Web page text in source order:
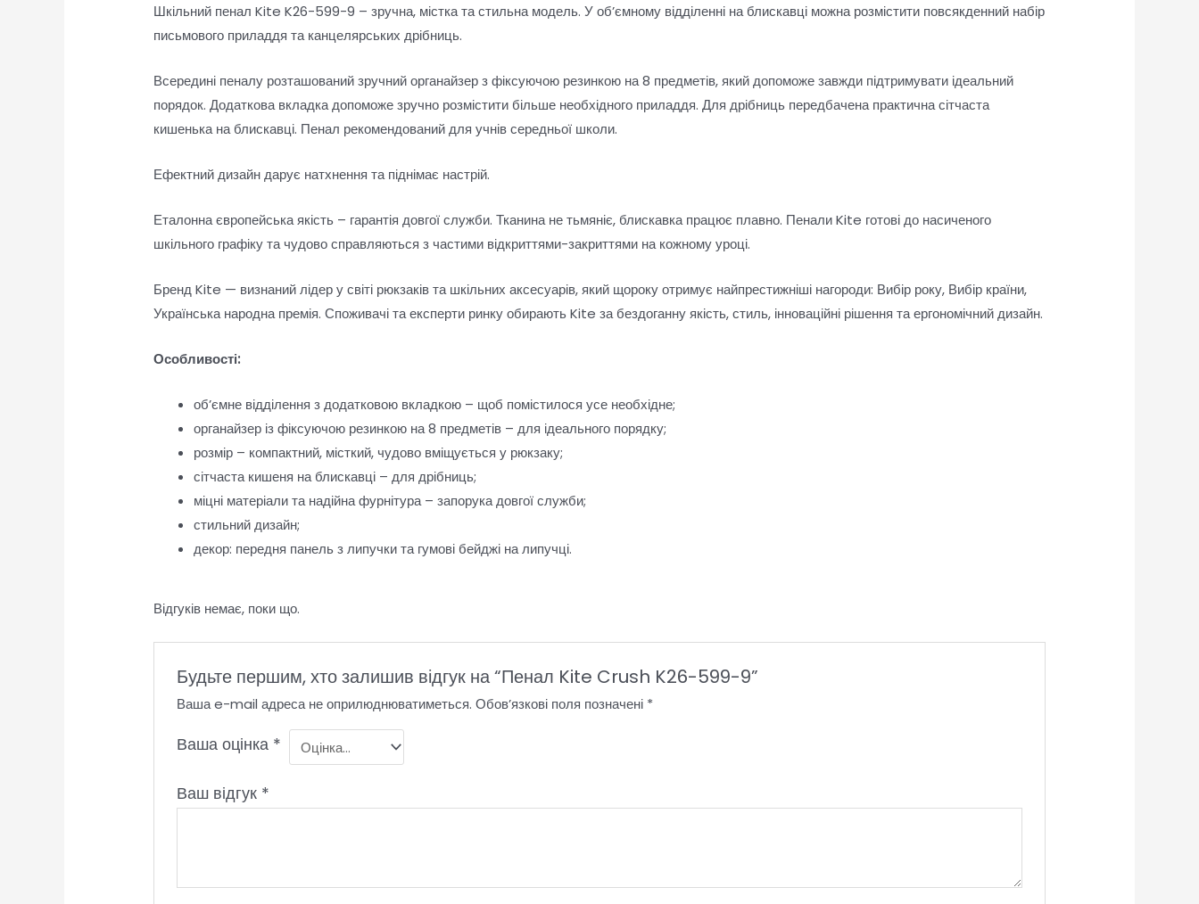
Шкільний пенал Kite K26-599-9 – зручна, містка та стильна модель. У об’ємному відділенні на блискавці можна розмістити повсякденний набір
письмового приладдя та канцелярських дрібниць.
Всередині пеналу розташований зручний органайзер з фіксуючою резинкою на 8 предметів, який допоможе завжди підтримувати ідеальний
порядок. Додаткова вкладка допоможе зручно розмістити більше необхідного приладдя. Для дрібниць передбачена практична сітчаста
кишенька на блискавці. Пенал рекомендований для учнів середньої школи.
Ефектний дизайн дарує натхнення та піднімає настрій.
Еталонна європейська якість – гарантія довгої служби. Тканина не тьмяніє, блискавка працює плавно. Пенали Kite готові до насиченого
шкільного графіку та чудово справляються з частими відкриттями-закриттями на кожному уроці.
Бренд Kite — визнаний лідер у світі рюкзаків та шкільних аксесуарів, який щороку отримує найпрестижніші нагороди: Вибір року, Вибір країни,
Українська народна премія. Споживачі та експерти ринку обирають Kite за бездоганну якість, стиль, інноваційні рішення та ергономічний дизайн.
Особливості:
об’ємне відділення з додатковою вкладкою – щоб помістилося усе необхідне;
органайзер із фіксуючою резинкою на 8 предметів – для ідеального порядку;
розмір – компактний, місткий, чудово вміщується у рюкзаку;
сітчаста кишеня на блискавці – для дрібниць;
міцні матеріали та надійна фурнітура – запорука довгої служби;
стильний дизайн;
декор: передня панель з липучки та гумові бейджі на липучці.
Відгуків немає, поки що.
Будьте першим, хто залишив відгук на “Пенал Kite Crush K26-599-9”
Ваша e-mail адреса не оприлюднюватиметься. Обов’язкові поля позначені *
Ваша оцінка *
Ваш відгук *